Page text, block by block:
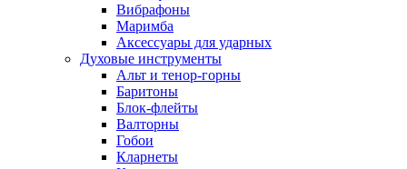
Вибрафоны
Маримба
Аксессуары для ударных
Духовые инструменты
Альт и тенор-горны
Баритоны
Блок-флейты
Валторны
Гобои
Кларнеты